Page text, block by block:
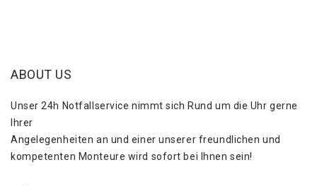
ABOUT US
Unser 24h Notfallservice nimmt sich Rund um die Uhr gerne
Ihrer
Angelegenheiten an und einer unserer freundlichen und
kompetenten Monteure wird sofort bei Ihnen sein!